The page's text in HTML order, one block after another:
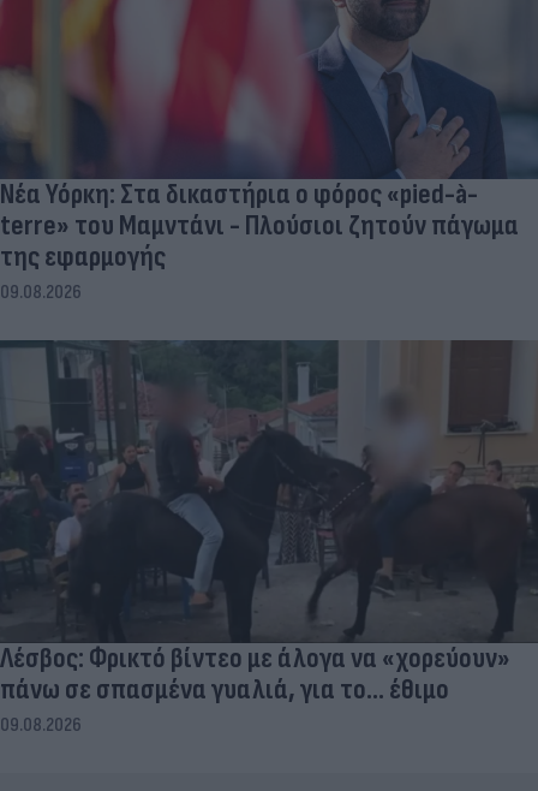
Νέα Υόρκη: Στα δικαστήρια ο φόρος «pied-à-
terre» του Μαμντάνι - Πλούσιοι ζητούν πάγωμα
της εφαρμογής
09.08.2026
Λέσβος: Φρικτό βίντεο με άλογα να «χορεύουν»
πάνω σε σπασμένα γυαλιά, για το... έθιμο
09.08.2026